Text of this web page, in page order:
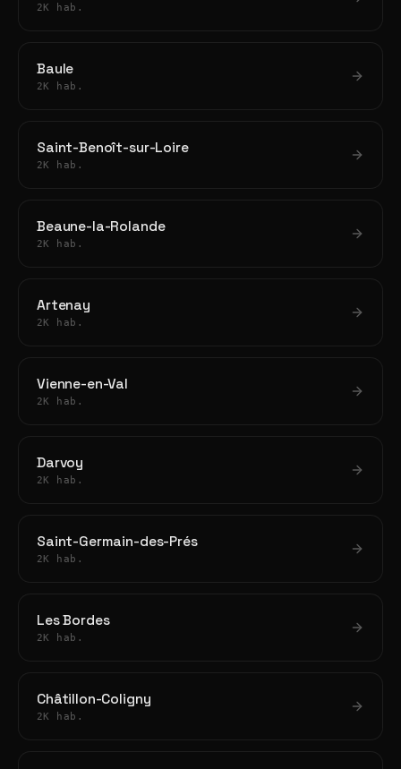
2K hab.
Baule
2K hab.
Saint-Benoît-sur-Loire
2K hab.
Beaune-la-Rolande
2K hab.
Artenay
2K hab.
Vienne-en-Val
2K hab.
Darvoy
2K hab.
Saint-Germain-des-Prés
2K hab.
Les Bordes
2K hab.
Châtillon-Coligny
2K hab.